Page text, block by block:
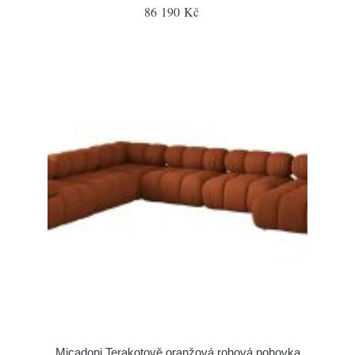
86 190 Kč
Micadoni Terakotově oranžová rohová pohovka